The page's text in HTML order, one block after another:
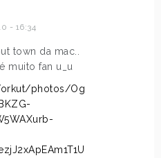
- 16:34
town da mac..
muito fan u_u
photos/Og